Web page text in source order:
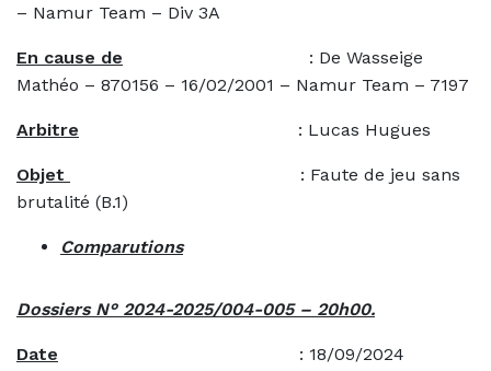
– Namur Team – Div 3A
En cause de : De Wasseige
Mathéo – 870156 – 16/02/2001 – Namur Team – 7197
Arbitre : Lucas Hugues
Objet
: Faute de jeu sans
brutalité (B.1)
Comparutions
Dossiers N° 2024-2025/004-005 – 20h00.
Date : 18/09/2024